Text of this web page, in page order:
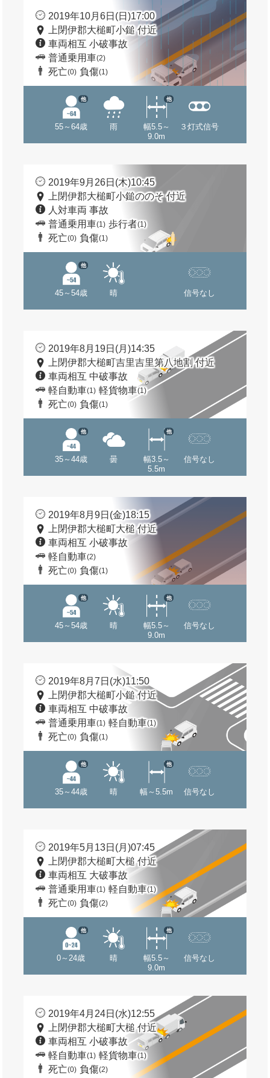
2019年10月6日(日)17:00
上閉伊郡大槌町小鎚 付近
車両相互 小破事故
普通乗用車(2)
死亡(0) 負傷(1)
55～64歳
他
雨
幅5.5～
9.0m
他
３灯式信号
2019年9月26日(木)10:45
上閉伊郡大槌町小鎚ののそ 付近
人対車両 事故
普通乗用車(1) 歩行者(1)
死亡(0) 負傷(1)
45～54歳
他
晴 信号なし
2019年8月19日(月)14:35
上閉伊郡大槌町吉里吉里第八地割 付近
車両相互 中破事故
軽自動車(1) 軽貨物車(1)
死亡(0) 負傷(1)
35～44歳
他
曇
幅3.5～
5.5m
他
信号なし
2019年8月9日(金)18:15
上閉伊郡大槌町大槌 付近
車両相互 小破事故
軽自動車(2)
死亡(0) 負傷(1)
45～54歳
他
晴
幅5.5～
9.0m
他
信号なし
2019年8月7日(水)11:50
上閉伊郡大槌町小鎚 付近
車両相互 中破事故
普通乗用車(1) 軽自動車(1)
死亡(0) 負傷(1)
35～44歳
他
晴 幅～5.5m
他
信号なし
2019年5月13日(月)07:45
上閉伊郡大槌町大槌 付近
車両相互 大破事故
普通乗用車(1) 軽自動車(1)
死亡(0) 負傷(2)
0～24歳
他
晴
幅5.5～
9.0m
他
信号なし
2019年4月24日(水)12:55
上閉伊郡大槌町大槌 付近
車両相互 小破事故
軽自動車(1) 軽貨物車(1)
死亡(0) 負傷(2)